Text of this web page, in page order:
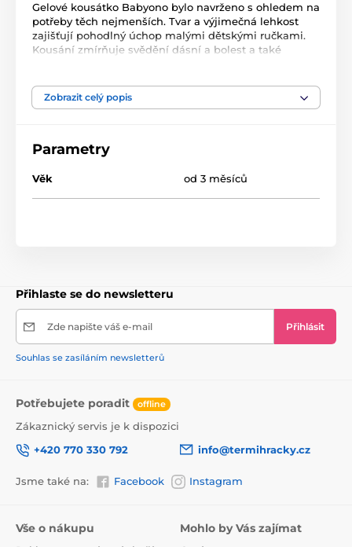
Gelové kousátko Babyono bylo navrženo s ohledem na
potřeby těch nejmenších. Tvar a výjimečná lehkost
zajišťují pohodlný úchop malými dětskými ručkami.
Kousání zmírňuje svědění dásní a bolest a také
spojené s prořezáváním zoubků.
Gel, díky chlazení v lednici déle udržuje teplotu a
Rozmanitý povrch pomáhá zklidnit svědění dásní a
ulehčit dorůstání prvních zoubků vašeho miminka
Procvičuje úchop ruky a přenášení z rukojeti do
rukojeti
Zboží je odesíláno náhodně. Přesný požadavek lze
Zobrazit celý popis
Parametry
Věk od 3 měsíců
Přihlaste se do newsletteru
Zde napište váš e-mail Přihlásit
Souhlas se zasíláním newsletterů
Potřebujete poradit offline
Zákaznický servis je k dispozici
+420 770 330 792
info@termihracky.cz
Jsme také na: Facebook Instagram
Vše o nákupu Mohlo by Vás zajímat